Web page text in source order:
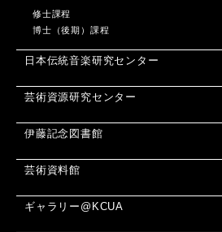
修士課程
博士（後期）課程
日本伝統音楽研究センター
芸術資源研究センター
伊藤記念図書館
芸術資料館
ギャラリー@KCUA